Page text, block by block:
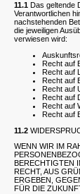
11.1 Das geltende
Verantwortlichen
nachstehenden
die jeweiligen
verwiesen wird:
Recht auf
Recht auf
Recht auf
Recht auf
Recht auf
Recht auf
Recht auf
11.2
WENN WIR IM
BERECHTIGTEN
RECHT, AUS
ERGEBEN,
FÜR DIE